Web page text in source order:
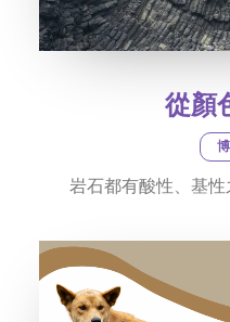
從顏
岩石都有酸性、基